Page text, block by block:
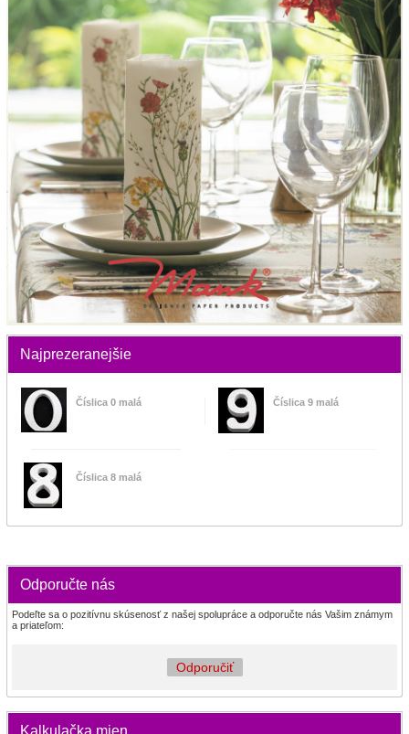
Najprezeranejšie
Číslica 0 malá Číslica 9 malá
Číslica 8 malá
Odporučte nás
Podeľte sa o pozitívnu skúsenosť z našej spolupráce a odporučte nás Vašim známym
a priateľom:
Odporučiť